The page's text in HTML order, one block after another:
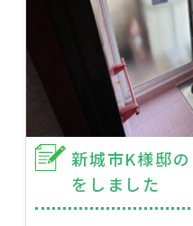
新城市K様邸
をしました